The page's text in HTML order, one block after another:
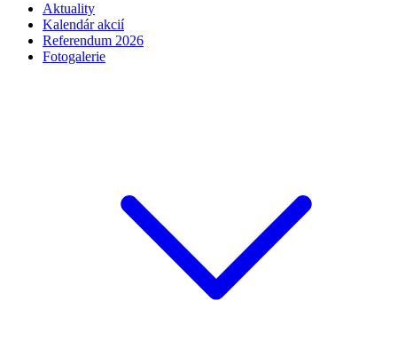
Aktuality
Kalendár akcií
Referendum 2026
Fotogalerie